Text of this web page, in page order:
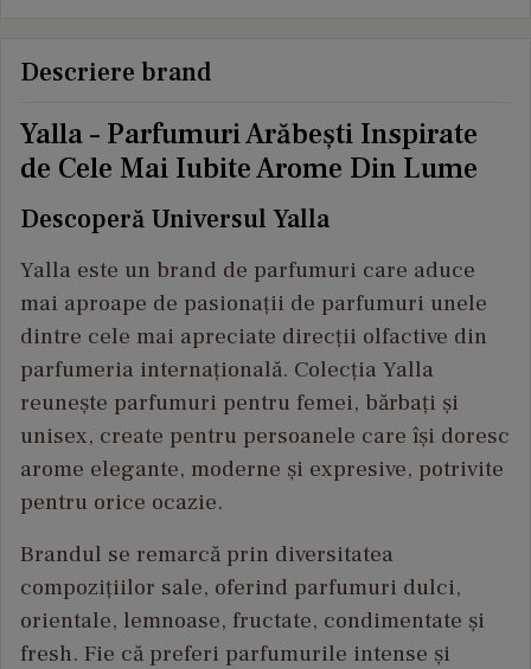
Descriere brand
Yalla – Parfumuri Arăbești Inspirate
de Cele Mai Iubite Arome Din Lume
Descoperă Universul Yalla
Yalla este un brand de parfumuri care aduce
mai aproape de pasionații de parfumuri unele
dintre cele mai apreciate direcții olfactive din
parfumeria internațională. Colecția Yalla
reunește parfumuri pentru femei, bărbați și
unisex, create pentru persoanele care își doresc
arome elegante, moderne și expresive, potrivite
pentru orice ocazie.
Brandul se remarcă prin diversitatea
compozițiilor sale, oferind parfumuri dulci,
orientale, lemnoase, fructate, condimentate și
fresh. Fie că preferi parfumurile intense și